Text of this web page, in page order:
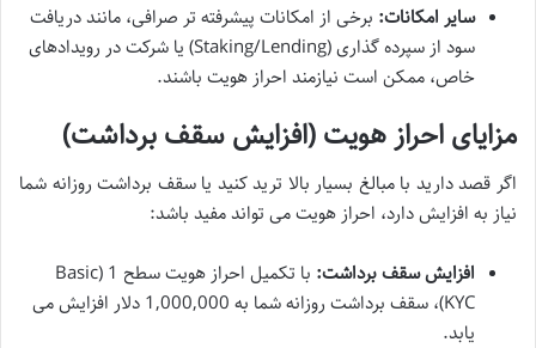
سایر امکانات: برخی از امکانات پیشرفته تر صرافی، مانند دریافت
سود از سپرده گذاری (Staking/Lending) یا شرکت در رویدادهای
خاص، ممکن است نیازمند احراز هویت باشند.
مزایای احراز هویت (افزایش سقف برداشت)
اگر قصد دارید با مبالغ بسیار بالا ترید کنید یا سقف برداشت روزانه شما
نیاز به افزایش دارد، احراز هویت می تواند مفید باشد:
افزایش سقف برداشت:
با تکمیل احراز هویت سطح 1 (Basic
KYC)، سقف برداشت روزانه شما به 1,000,000 دلار افزایش می
یابد.